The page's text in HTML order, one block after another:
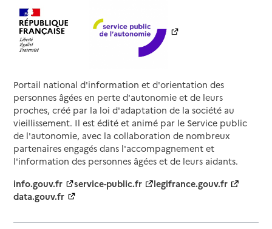
Portail national d'information et d'orientation des
personnes âgées en perte d'autonomie et de leurs
proches, créé par la loi d'adaptation de la société au
vieillissement. Il est édité et animé par le Service public
de l'autonomie, avec la collaboration de nombreux
partenaires engagés dans l'accompagnement et
l'information des personnes âgées et de leurs aidants.
info.gouv.fr
service-public.fr
legifrance.gouv.fr
data.gouv.fr